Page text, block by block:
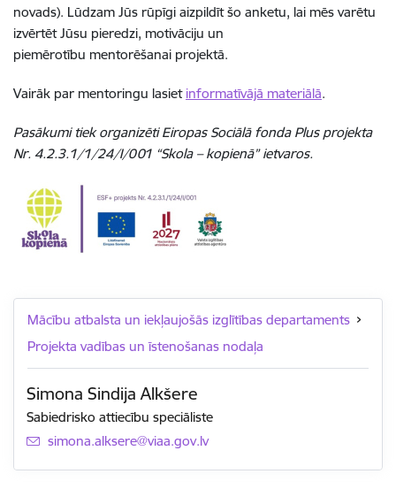
novads). Lūdzam Jūs rūpīgi aizpildīt šo anketu, lai mēs varētu
izvērtēt Jūsu pieredzi, motivāciju un
piemērotību mentorēšanai projektā.
Vairāk par mentoringu lasiet informatīvājā materiālā.
Pasākumi tiek organizēti Eiropas Sociālā fonda Plus projekta
Nr. 4.2.3.1/1/24/I/001 “Skola – kopienā” ietvaros.
Mācību atbalsta un iekļaujošās izglītības departaments
Projekta vadības un īstenošanas nodaļa
Simona Sindija Alkšere
Sabiedrisko attiecību speciāliste
E-pasts:
simona.alksere@viaa.gov.lv